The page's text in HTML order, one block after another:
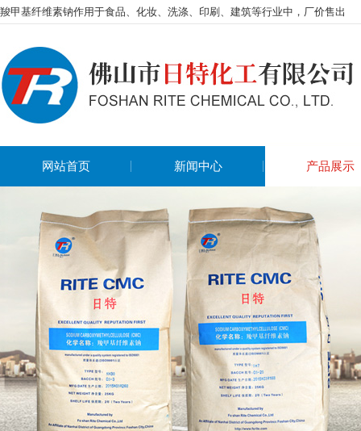
羧甲基纤维素钠作用于食品、化妆、洗涤、印刷、建筑等行业中，厂价售出
网站首页 新闻中心 产品展示